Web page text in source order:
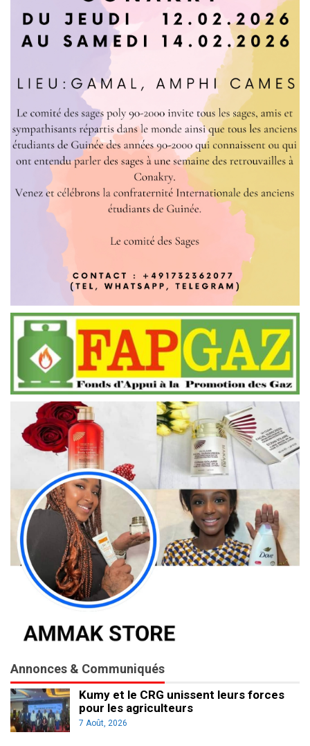
Annonces & Communiqués
Kumy et le CRG unissent leurs forces
pour les agriculteurs
7 Août, 2026